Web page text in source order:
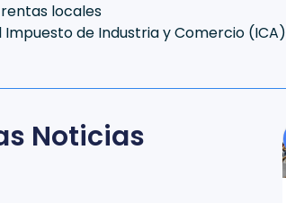
rentas locales
Impuesto de Industria y Comercio (ICA)
Noticias